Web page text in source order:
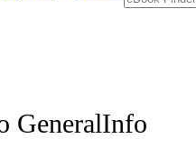
GeneralInfo